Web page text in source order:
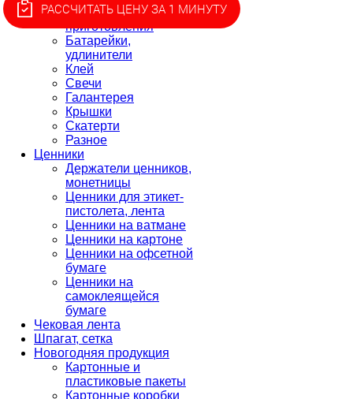
Товары для
приготовления
Батарейки,
удлинители
Клей
Свечи
Галантерея
Крышки
Скатерти
Разное
Ценники
Держатели ценников,
монетницы
Ценники для этикет-
пистолета, лента
Ценники на ватмане
Ценники на картоне
Ценники на офсетной
бумаге
Ценники на
самоклеящейся
бумаге
Чековая лента
Шпагат, сетка
Новогодняя продукция
Картонные и
пластиковые пакеты
Картонные коробки
РАССЧИТАТЬ ЦЕНУ ЗА 1 МИНУТУ